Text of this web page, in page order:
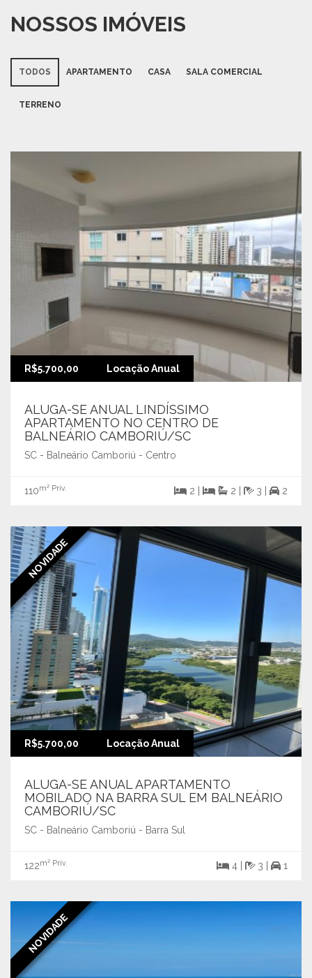
NOSSOS IMÓVEIS
TODOS APARTAMENTO CASA SALA COMERCIAL
TERRENO
R$5.700,00 Locação Anual
ALUGA-SE ANUAL LINDÍSSIMO
APARTAMENTO NO CENTRO DE
BALNEÁRIO CAMBORIÚ/SC
SC - Balneário Camboriú - Centro
110m² Priv. 2 | 2 | 3 | 2
NOVIDADE
R$5.700,00 Locação Anual
ALUGA-SE ANUAL APARTAMENTO
MOBILADO NA BARRA SUL EM BALNEÁRIO
CAMBORIÚ/SC
SC - Balneário Camboriú - Barra Sul
122m² Priv. 4 | 3 | 1
NOVIDADE